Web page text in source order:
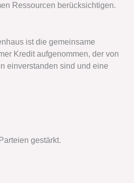
Ressourcen berücksichtigen.
ist die gemeinsame
Kredit aufgenommen, der von
einverstanden sind und eine
gestärkt.